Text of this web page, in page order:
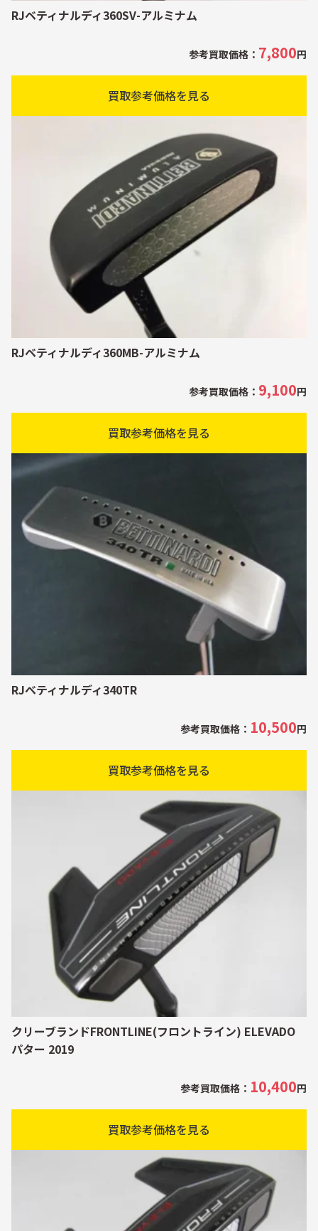
RJベティナルディ360SV-アルミナム
参考買取価格： 7,800円
買取参考価格を見る
RJベティナルディ360MB-アルミナム
参考買取価格： 9,100円
買取参考価格を見る
RJベティナルディ340TR
参考買取価格： 10,500円
買取参考価格を見る
クリーブランドFRONTLINE(フロントライン) ELEVADO
パター 2019
参考買取価格： 10,400円
買取参考価格を見る